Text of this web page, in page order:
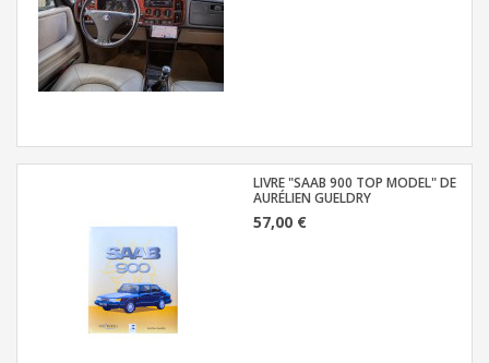
LIVRE "SAAB 900 TOP MODEL" DE
AURÉLIEN GUELDRY
57,00 €